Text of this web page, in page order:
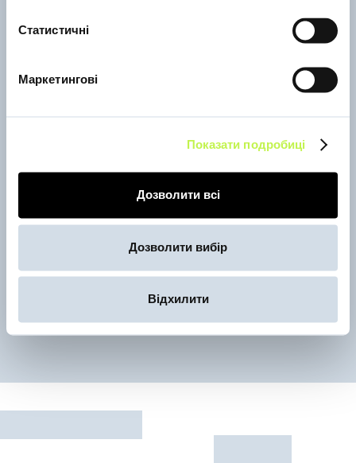
Статистичні
Маркетингові
Показати подробиці
Дозволити всі
Дозволити вибір
Відхилити